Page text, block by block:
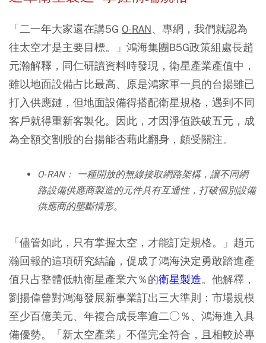
「二一年大家還在講5G O-RAN、專網，我們就認為
往太空才是主要目標。」鴻海集團B5G政策組處長趙
元瀚解釋，同仁研讀資料時發現，衛星產業產值中，
雖以地面設備占比最高、原是鴻家軍一員的台揚雖已
打入供應鏈，但地面設備得搭配衛星規格，遇到不同
客戶就得重新客製化。因此，才因淨值跌破五元，成
為全額交割股的台揚能否藉此翻身，頗受關注。
O-RAN： 一種開放的無線接取網路架構，讓不同網
路設備供應商製造的元件具有互通性，打破個別設備
供應商的壟斷情形。
「儘管如此，只有掌握太空，才能訂定規格。」趙元
瀚回報的這項研究結論，促成了鴻海決定勇敢踏進產
值只占整體低軌衛星產業六％的衛星製造。他解釋，
劉揚偉曾對鴻海發展新事業訂出三大準則：市場規模
至少百億美元、年複合成長率逾二○％、鴻海進入具
備優勢。「新太空產業」不僅完全符合，且相較於專